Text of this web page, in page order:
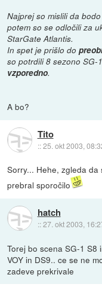
Najprej so mislili da
potem so se odločili za
StarGate Atlantis.
In spet je prišlo do
so potrdili 8 sezono SG-
vzporedno.
A bo?
Tito
::25. okt 2003,
Sorry... Hehe, zgleda
prebral sporočilo
hatch
::27. okt 2003,
Torej bo scena SG-1 S8
VOY in DS9.. ce se ne
zadeve prekrivale